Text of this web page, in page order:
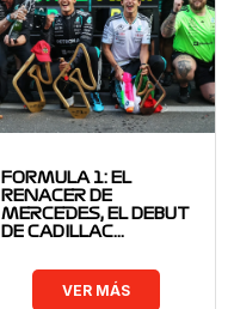
FORMULA 1: EL
RENACER DE
MERCEDES, EL DEBUT
DE CADILLAC…
VER MÁS